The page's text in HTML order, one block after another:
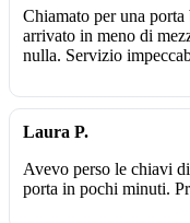
Chiamato per una
arrivato in meno di
nulla. Servizio
Laura P.
Avevo perso le chiavi
porta in pochi minuti.